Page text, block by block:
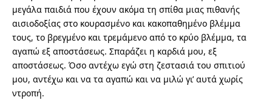
μεγάλα παιδιά που έχουν ακόμα τη σπίθα μιας πιθανής
αισιοδοξίας στο κουρασμένο και κακοπαθημένο βλέμμα
τους, το βρεγμένο και τρεμάμενο από το κρύο βλέμμα, τα
αγαπώ εξ αποστάσεως. Σπαράζει η καρδιά μου, εξ
αποστάσεως. Όσο αντέχω εγώ στη ζεστασιά του σπιτιού
μου, αντέχω και να τα αγαπώ και να μιλώ γι’ αυτά χωρίς
ντροπή.